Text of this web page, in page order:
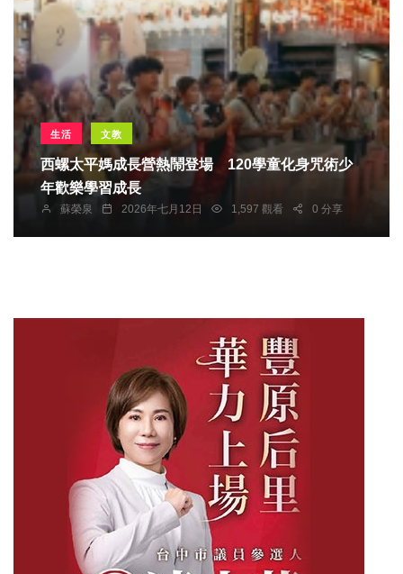
生活 文教
西螺太平媽成長營熱鬧登場 120學童化身咒術少
年歡樂學習成長
蘇榮泉 2026年七月12日 1,597 觀看 0 分享